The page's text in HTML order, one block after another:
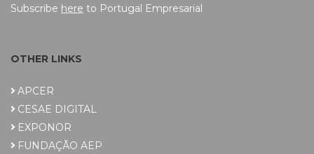
Subscribe here to Portugal Empresarial
OTHER LINKS
APCER
CESAE DIGITAL
EXPONOR
FUNDAÇÃO AEP